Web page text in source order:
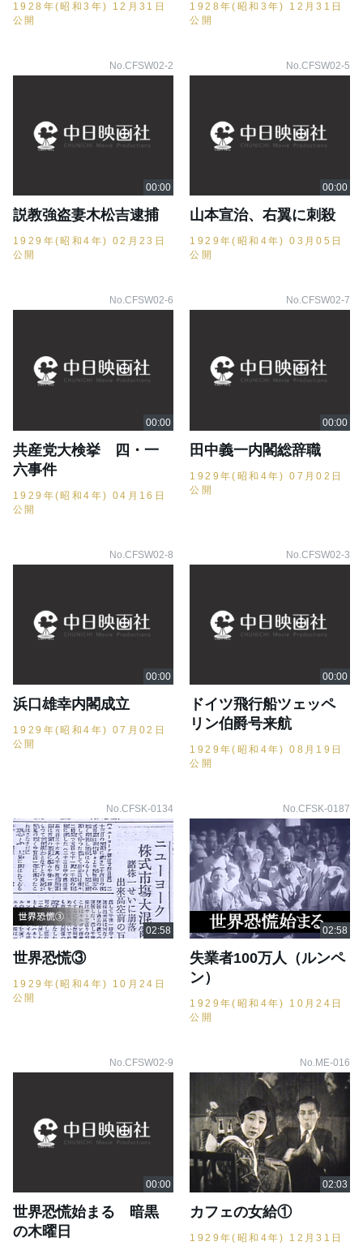
1928年(昭和3年) 12月31日
公開
1928年(昭和3年) 12月31日
公開
No.CFSW02-2
説教強盗妻木松吉逮捕
1929年(昭和4年) 02月23日
公開
No.CFSW02-5
山本宣治、右翼に刺殺
1929年(昭和4年) 03月05日
公開
No.CFSW02-6
共産党大検挙 四・一
六事件
1929年(昭和4年) 04月16日
公開
No.CFSW02-7
田中義一内閣総辞職
1929年(昭和4年) 07月02日
公開
No.CFSW02-8
浜口雄幸内閣成立
1929年(昭和4年) 07月02日
公開
No.CFSW02-3
ドイツ飛行船ツェッペ
リン伯爵号来航
1929年(昭和4年) 08月19日
公開
No.CFSK-0134
世界恐慌③
1929年(昭和4年) 10月24日
公開
No.CFSK-0187
失業者100万人（ルンペ
ン）
1929年(昭和4年) 10月24日
公開
No.CFSW02-9
世界恐慌始まる 暗黒
の木曜日
No.ME-016
カフェの女給①
1929年(昭和4年) 12月31日